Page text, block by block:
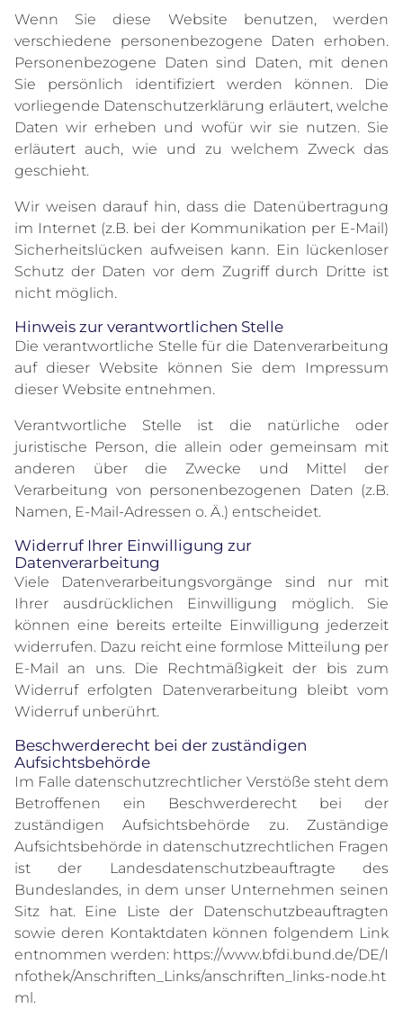
Wenn Sie diese Website benutzen, werden
verschiedene personenbezogene Daten erhoben.
Personenbezogene Daten sind Daten, mit denen
Sie persönlich identifiziert werden können. Die
vorliegende Datenschutzerklärung erläutert, welche
Daten wir erheben und wofür wir sie nutzen. Sie
erläutert auch, wie und zu welchem Zweck das
geschieht.
Wir weisen darauf hin, dass die Datenübertragung
im Internet (z.B. bei der Kommunikation per E-Mail)
Sicherheitslücken aufweisen kann. Ein lückenloser
Schutz der Daten vor dem Zugriff durch Dritte ist
nicht möglich.
Hinweis zur verantwortlichen Stelle
Die verantwortliche Stelle für die Datenverarbeitung
auf dieser Website können Sie dem Impressum
dieser Website entnehmen.
Verantwortliche Stelle ist die natürliche oder
juristische Person, die allein oder gemeinsam mit
anderen über die Zwecke und Mittel der
Verarbeitung von personenbezogenen Daten (z.B.
Namen, E-Mail-Adressen o. Ä.) entscheidet.
Widerruf Ihrer Einwilligung zur
Datenverarbeitung
Viele Datenverarbeitungsvorgänge sind nur mit
Ihrer ausdrücklichen Einwilligung möglich. Sie
können eine bereits erteilte Einwilligung jederzeit
widerrufen. Dazu reicht eine formlose Mitteilung per
E-Mail an uns. Die Rechtmäßigkeit der bis zum
Widerruf erfolgten Datenverarbeitung bleibt vom
Widerruf unberührt.
Beschwerderecht bei der zuständigen
Aufsichtsbehörde
Im Falle datenschutzrechtlicher Verstöße steht dem
Betroffenen ein Beschwerderecht bei der
zuständigen Aufsichtsbehörde zu. Zuständige
Aufsichtsbehörde in datenschutzrechtlichen Fragen
ist der Landesdatenschutzbeauftragte des
Bundeslandes, in dem unser Unternehmen seinen
Sitz hat. Eine Liste der Datenschutzbeauftragten
sowie deren Kontaktdaten können folgendem Link
entnommen werden: https://www.bfdi.bund.de/DE/I
nfothek/Anschriften_Links/anschriften_links-node.ht
ml.